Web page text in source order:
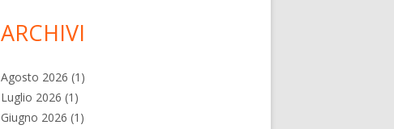
ARCHIVI
Agosto 2026 (1)
Luglio 2026 (1)
Giugno 2026 (1)